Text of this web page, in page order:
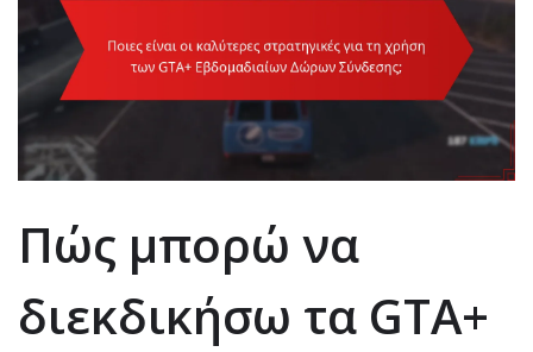
Πώς μπορώ να
διεκδικήσω τα GTA+